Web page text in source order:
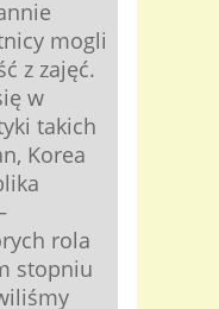
mogli
z zajęć.
w
takich
Korea
rola
stopniu